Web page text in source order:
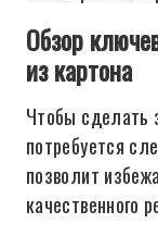
Обзор
из картона
Чтобы сделать
потребуется
позволит
качественного